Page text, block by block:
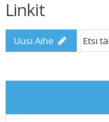
Linkit
Uusi Aihe